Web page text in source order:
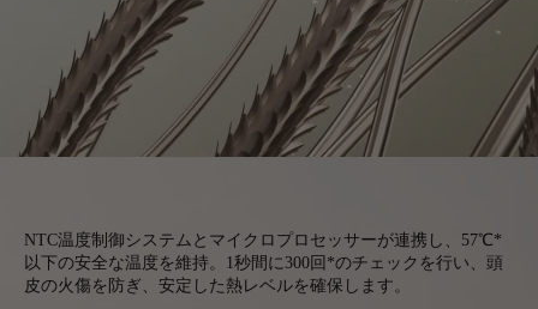
NTC温度制御システムとマイクロプロセッサーが連携し、57℃*
以下の安全な温度を維持。1秒間に300回*のチェックを行い、頭
皮の火傷を防ぎ、安定した熱レベルを確保します。